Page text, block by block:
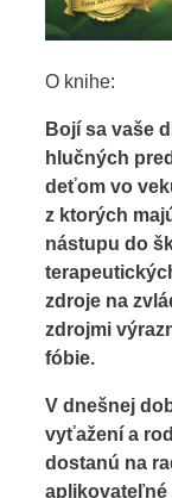
O knihe:
Bojí sa vaše
hlučných
deťom vo
z ktorých
nástupu do
zdroje na
zdrojmi
fóbie.
V dnešnej
vyťažení a
dostanú na
aplikovateľné